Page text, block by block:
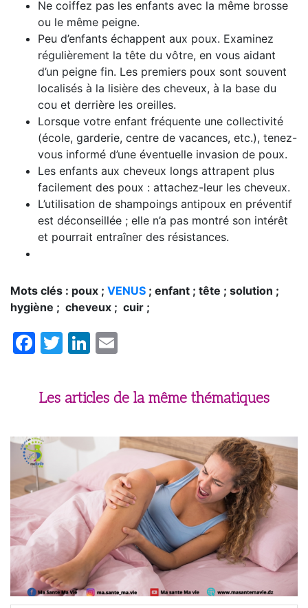
Ne coiffez pas les enfants avec la même brosse
ou le même peigne.
Peu d’enfants échappent aux poux. Examinez
régulièrement la tête du vôtre, en vous aidant
d’un peigne fin. Les premiers poux sont souvent
localisés à la lisière des cheveux, à la base du
cou et derrière les oreilles.
Lorsque votre enfant fréquente une collectivité
(école, garderie, centre de vacances, etc.), tenez-
vous informé d’une éventuelle invasion de poux.
Les enfants aux cheveux longs attrapent plus
facilement des poux : attachez-leur les cheveux.
L’utilisation de shampoings antipoux en préventif
est déconseillée ; elle n’a pas montré son intérêt
et pourrait entraîner des résistances.
Mots clés : poux ; VENUS ; enfant ; tête ; solution ;
hygiène ; cheveux ; cuir ;
Facebook
TwitterLinkedIn
Les articles de la même thématiques